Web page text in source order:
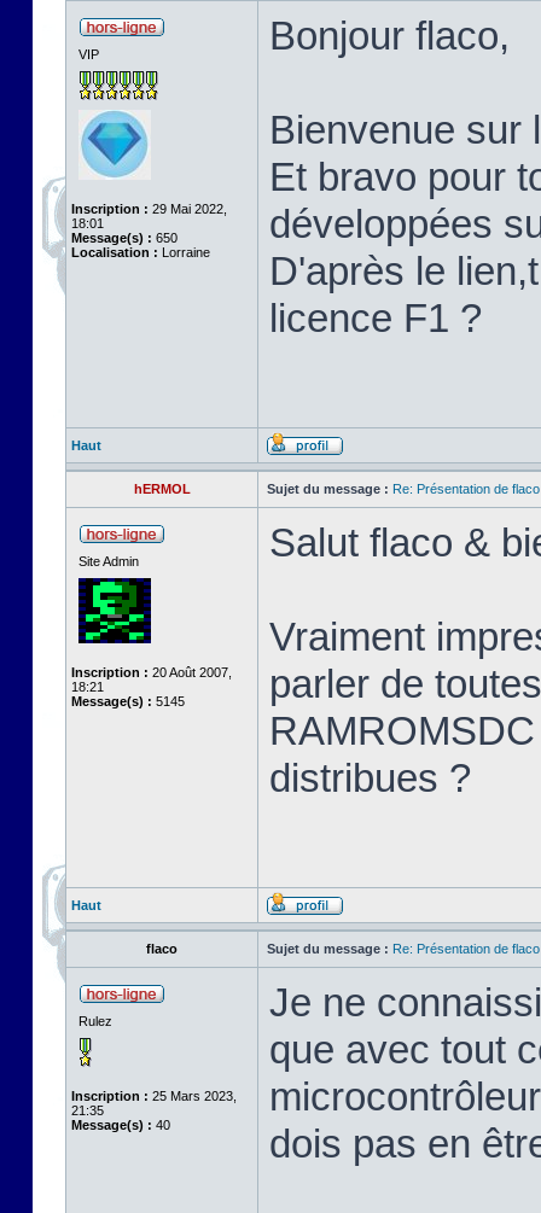
VIP
Inscription : 29 Mai 2022,
18:01
Message(s) : 650
Localisation : Lorraine
Bonjour flaco,
Bienvenue sur
Et bravo pour
développées
D'après le
licence F1 ?
Haut
hERMOL Sujet du message : Re: Présentation de flaco
Site Admin
Inscription : 20 Août 2007,
18:21
Message(s) : 5145
Salut flaco &
Vraiment
parler de
distribues ?
Haut
flaco Sujet du message : Re: Présentation de flaco
Rulez
Inscription : 25 Mars 2023,
21:35
Message(s) : 40
Je ne
que avec tout
dois pas en